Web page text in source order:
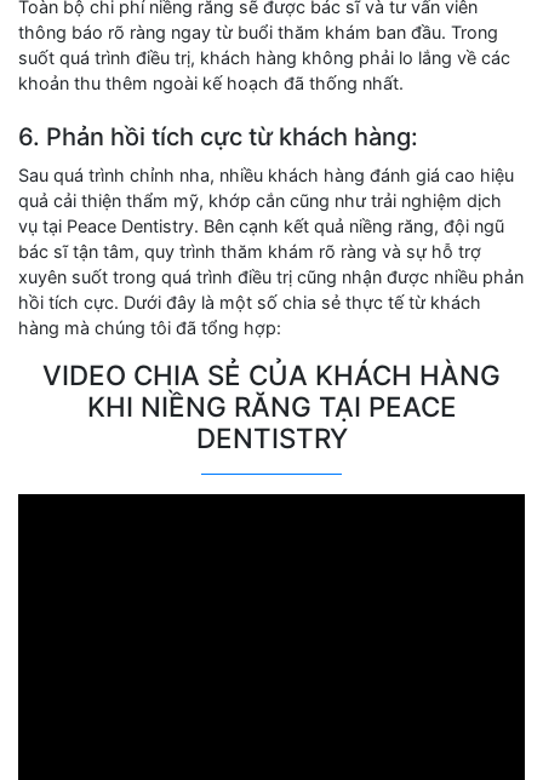
Toàn bộ chi phí niềng răng sẽ được bác sĩ và tư vấn viên
thông báo rõ ràng ngay từ buổi thăm khám ban đầu. Trong
suốt quá trình điều trị, khách hàng không phải lo lắng về các
khoản thu thêm ngoài kế hoạch đã thống nhất.
6. Phản hồi tích cực từ khách hàng:
Sau quá trình chỉnh nha, nhiều khách hàng đánh giá cao hiệu
quả cải thiện thẩm mỹ, khớp cắn cũng như trải nghiệm dịch
vụ tại Peace Dentistry. Bên cạnh kết quả niềng răng, đội ngũ
bác sĩ tận tâm, quy trình thăm khám rõ ràng và sự hỗ trợ
xuyên suốt trong quá trình điều trị cũng nhận được nhiều phản
hồi tích cực. Dưới đây là một số chia sẻ thực tế từ khách
hàng mà chúng tôi đã tổng hợp:
VIDEO CHIA SẺ CỦA KHÁCH HÀNG
KHI NIỀNG RĂNG TẠI PEACE
DENTISTRY